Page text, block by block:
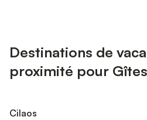
Destinations de
proximité pour Gîtes
Cilaos